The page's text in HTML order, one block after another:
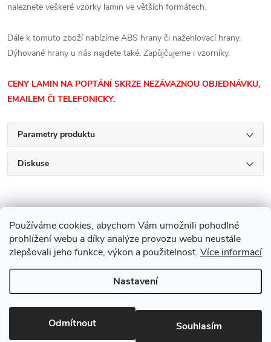
Používáme cookies, abychom Vám umožnili pohodlné
prohlížení webu a díky analýze provozu webu neustále
zlepšovali jeho funkce, výkon a použitelnost. Více informací
Nastavení
Odmítnout Souhlasím
naleznete veškeré vzorky lamin ve větších formátech.
Dále k tomuto zboží nabízíme ABS hrany či nažehlovací hrany.
Dýhované hrany u nás najdete také. Zapůjčujeme i vzorníky.
CENY LAMIN NA POPTÁNÍ SKRZE NEZÁVAZNOU OBJEDNÁVKU,
EMAILEM ČI TELEFONICKY.
Parametry produktu
Diskuse
Z
á
p
Drevobis Horoměřice. Všechna práva vyhrazena.
nastavení cookies